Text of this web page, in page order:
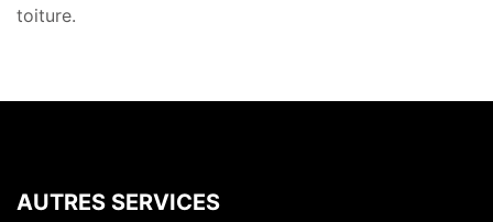
toiture.
AUTRES SERVICES